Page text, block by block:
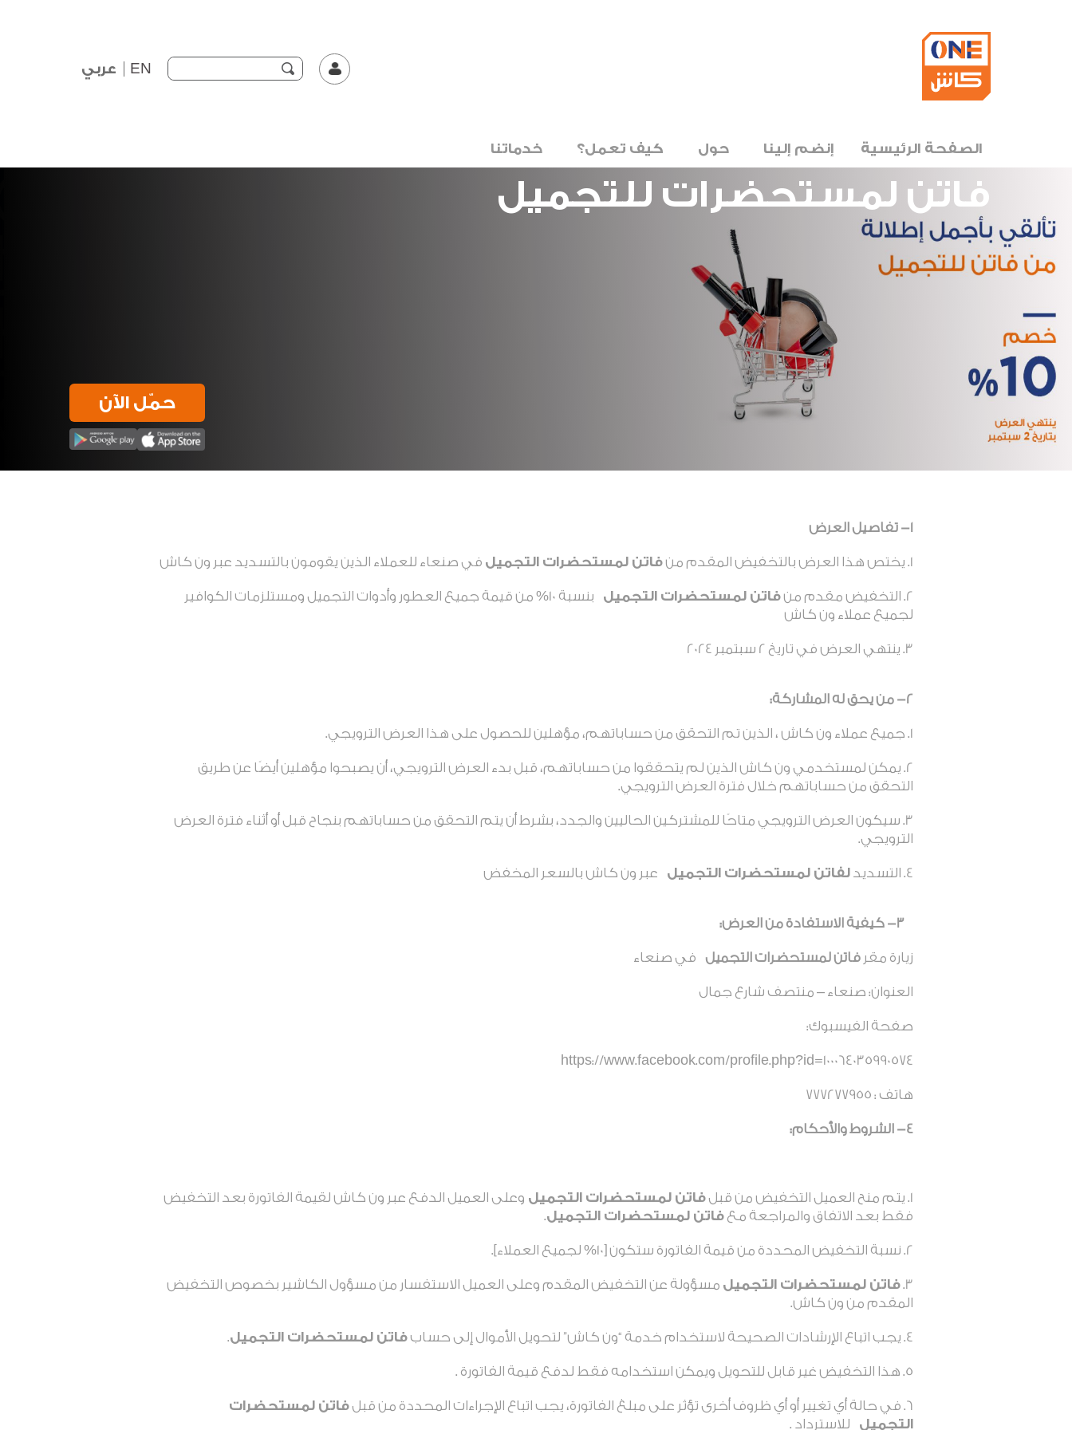
EN عربي
الصفحة الرئيسية إنضم إلينا حول كيف تعمل؟ خدماتنا
فاتن لمستحضرات للتجميل
حمّل الآن
1- تفاصيل العرض
يختص هذا العرض بالتخفيض المقدم منفاتن لمستحضرات التجميل في صنعاء للعملاء الذين يقومون بالتسديد عبر ون كاش
التخفيض مقدم منفاتن لمستحضرات التجميل
بنسبة 10% من قيمة جميع العطور وأدوات التجميل ومستلزمات الكوافير
لجميع عملاء ون كاش
ينتهي العرض في تاريخ 2 سبتمبر 2024
2- من يحق له المشاركة :
جميع عملاء ون كاش ، الذين تم التحقق من حساباتهم، مؤهلين للحصول على هذا العرض الترويجي.
يمكن لمستخدمي ون كاش الذين لم يتحققوا من حساباتهم، قبل بدء العرض الترويجي، أن يصبحوا مؤهلين أيضًا عن طريق
التحقق من حساباتهم خلال فترة العرض الترويجي.
سيكون العرض الترويجي متاحًا للمشتركين الحاليين والجدد، بشرط أن يتم التحقق من حساباتهم بنجاح قبل أو أثناء فترة العرض
الترويجي.
التسديدلفاتن لمستحضرات التجميل عبر ون كاش بالسعر المخفض
3- كيفية الاستفادة من العرض:
زيارة مقرفاتن لمستحضرات التجميل في صنعاء
العنوان: صنعاء – منتصف شارع جمال
صفحة الفيسبوك:
https://www.facebook.com/profile.php?id=100064035990574
هاتف : 777277955
4- الشروط والأحكام:
يتم منح العميل التخفيض من قبلفاتن لمستحضرات التجميل وعلى العميل الدفع عبر ون كاش لقيمة الفاتورة بعد التخفيض
فقط بعد الاتفاق والمراجعة معفاتن لمستحضرات التجميل.
نسبة التخفيض المحددة من قيمة الفاتورة ستكون [10% لجميع العملاء].
فاتن لمستحضرات التجميل مسؤولة عن التخفيض المقدم وعلى العميل الاستفسار من مسؤول الكاشير بخصوص التخفيض
المقدم من ون كاش.
يجب اتباع الإرشادات الصحيحة لاستخدام خدمة “ون كاش” لتحويل الأموال إلى حسابفاتن لمستحضرات التجميل.
هذا التخفيض غير قابل للتحويل ويمكن استخدامه فقط لدفع قيمة الفاتورة .
في حالة أي تغيير أو أي ظروف أخرى تؤثر على مبلغ الفاتورة، يجب اتباع الإجراءات المحددة من قبلفاتن لمستحضرات
التجميل
للاسترداد .